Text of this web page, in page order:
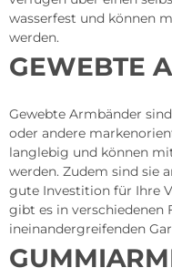
wasserfest und können
werden.
GEWEBTE
Gewebte Armbänder
oder andere
langlebig und können
werden. Zudem sind sie
gute Investition für Ihre
gibt es in verschiedenen
ineinandergreifenden